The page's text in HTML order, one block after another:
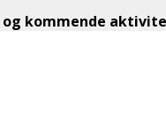
kommende